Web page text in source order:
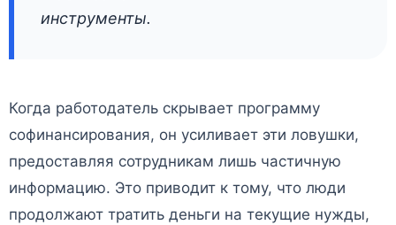
инструменты.
Когда работодатель скрывает программу
софинансирования, он усиливает эти ловушки,
предоставляя сотрудникам лишь частичную
информацию. Это приводит к тому, что люди
продолжают тратить деньги на текущие нужды,